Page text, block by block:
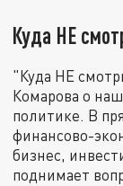
Куда НЕ
"Куда НЕ
Комарова о
политике. В
финансово-
бизнес,
поднимает